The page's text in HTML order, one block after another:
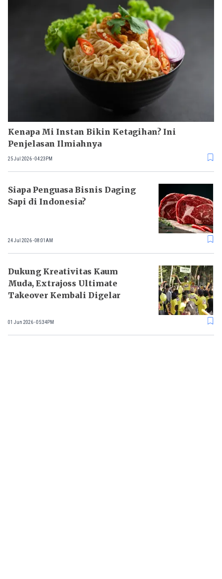
Kenapa Mi Instan Bikin Ketagihan? Ini
Penjelasan Ilmiahnya
25 Jul 2026 - 04:23PM
Siapa Penguasa Bisnis Daging
Sapi di Indonesia?
24 Jul 2026 - 08:01AM
Dukung Kreativitas Kaum
Muda, Extrajoss Ultimate
Takeover Kembali Digelar
01 Jun 2026 - 05:34PM